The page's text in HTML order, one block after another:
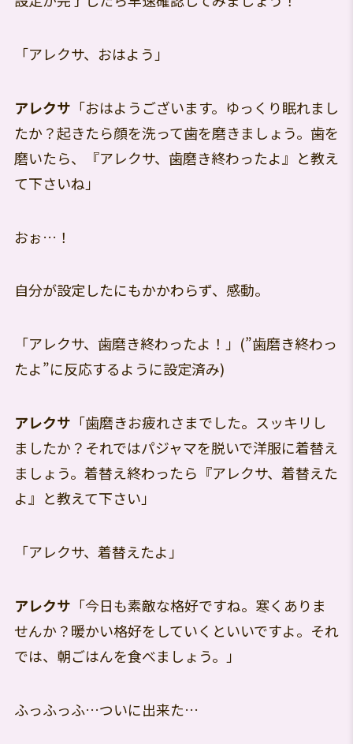
「アレクサ、おはよう」
アレクサ 「おはようございます。ゆっくり眠れまし
たか？起きたら顔を洗って歯を磨きましょう。歯を
磨いたら、『アレクサ、歯磨き終わったよ』と教え
て下さいね」
おぉ…！
自分が設定したにもかかわらず、感動。
「アレクサ、歯磨き終わったよ！」(”歯磨き終わっ
たよ”に反応するように設定済み)
アレクサ 「歯磨きお疲れさまでした。スッキリし
ましたか？それではパジャマを脱いで洋服に着替え
ましょう。着替え終わったら『アレクサ、着替えた
よ』と教えて下さい」
「アレクサ、着替えたよ」
アレクサ 「今日も素敵な格好ですね。寒くありま
せんか？暖かい格好をしていくといいですよ。それ
では、朝ごはんを食べましょう。」
ふっふっふ…ついに出来た…